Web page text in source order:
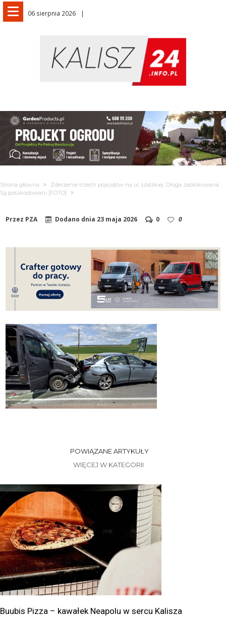
06 sierpnia 2026
Strona główna
Zderzenie trzech pojazdów na ul. Łódzkiej. Droga zablokowana.
Są poszkodowani [FOTO]
Przez PZA Dodano dnia 23 maja 2026 0 0
POWIĄZANE ARTYKUŁY
WIĘCEJ W KATEGORII
Buubis Pizza – kawałek Neapolu w sercu Kalisza